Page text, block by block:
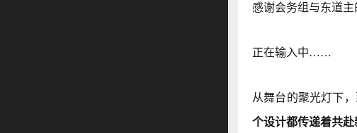
感谢会务组与东道主
正在输入中……
从舞台的聚光灯下
个设计都传递着共赴